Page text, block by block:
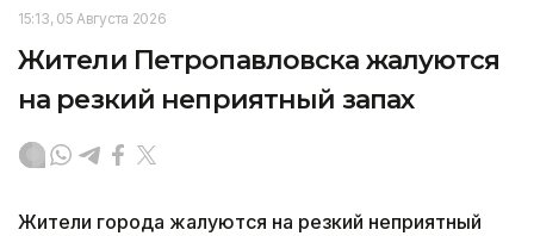
15:13, 05 Августа 2026
Жители Петропавловска жалуются
на резкий неприятный запах
Жители города жалуются на резкий неприятный